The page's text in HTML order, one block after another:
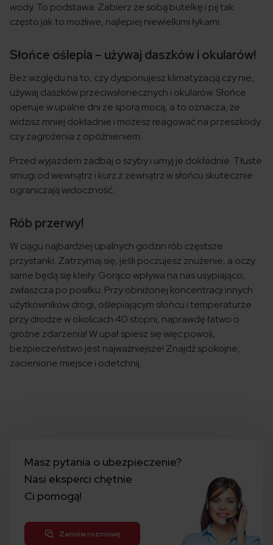
wody. To podstawa. Zabierz ze sobą butelkę i pij tak
często jak to możliwe, najlepiej niewielkimi łykami.
Słońce oślepia – używaj daszków i okularów!
Bez względu na to, czy dysponujesz klimatyzacją czy nie,
używaj daszków przeciwsłonecznych i okularów. Słońce
operuje w upalne dni ze sporą mocą, a to oznacza, że
widzisz mniej dokładnie i możesz reagować na przeszkody
czy zagrożenia z opóźnieniem.
Przed wyjazdem zadbaj o szyby i umyj je dokładnie. Tłuste
smugi od wewnątrz i kurz z zewnątrz w słońcu skutecznie
ograniczają widoczność.
Rób przerwy!
W ciągu najbardziej upalnych godzin rób częstsze
przystanki. Zatrzymaj się, jeśli poczujesz znużenie, a oczy
same będą się kleiły. Gorąco wpływa na nas usypiająco,
zwłaszcza po posiłku. Przy obniżonej koncentracji innych
użytkowników drogi, oślepiającym słońcu i temperaturze
przy drodze w okolicach 40 stopni, naprawdę łatwo o
groźne zdarzenia! W upał spiesz się więc powoli,
bezpieczeństwo jest najważniejsze! Znajdź spokojne,
zacienione miejsce i odetchnij.
Masz pytania o ubezpieczenie?
Nasi eksperci chętnie
Ci pomogą!
Zamów rozmowę